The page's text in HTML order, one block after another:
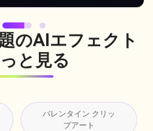
のAIエフェクト
と見る
バレンタイン クリッ
プアート